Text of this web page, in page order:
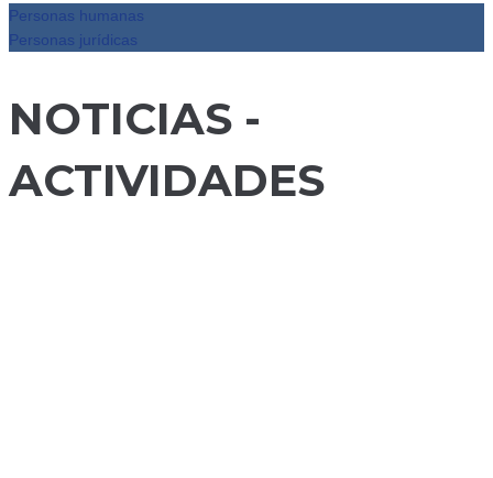
Personas humanas
Personas jurídicas
NOTICIAS -
ACTIVIDADES